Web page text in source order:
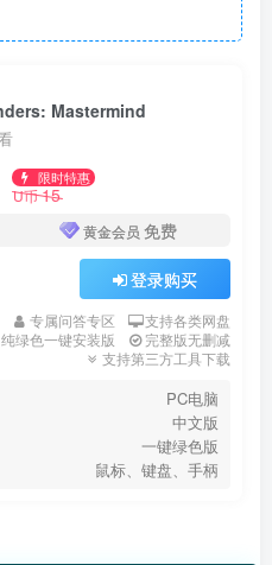
Mastermind
限时特惠
U币15
黄金会员 免费
登录购买
专属问答专区
支持各类网盘
纯绿色一键安装版
完整版无删减
支持第三方工具下载
PC电脑
中文版
一键绿色版
鼠标、键盘、手柄